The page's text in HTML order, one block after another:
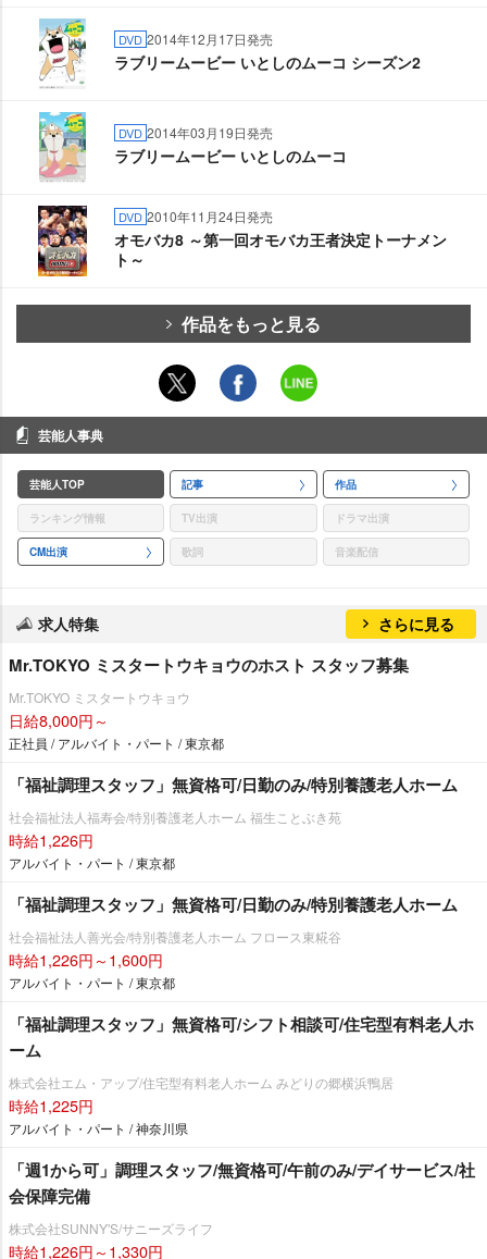
DVD 2014年12月17日発売
ラブリームービー いとしのムーコ シーズン2
DVD 2014年03月19日発売
ラブリームービー いとしのムーコ
DVD 2010年11月24日発売
オモバカ8 ～第一回オモバカ王者決定トーナメン
ト～
作品をもっと見る
芸能人事典
芸能人TOP 記事 作品
ランキング情報 TV出演 ドラマ出演
CM出演 歌詞 音楽配信
求人特集 さらに見る
Mr.TOKYO ミスタートウキョウのホスト スタッフ募集
Mr.TOKYO ミスタートウキョウ
日給8,000円～
正社員 / アルバイト・パート / 東京都
「福祉調理スタッフ」無資格可/日勤のみ/特別養護老人ホーム
社会福祉法人福寿会/特別養護老人ホーム 福生ことぶき苑
時給1,226円
アルバイト・パート / 東京都
「福祉調理スタッフ」無資格可/日勤のみ/特別養護老人ホーム
社会福祉法人善光会/特別養護老人ホーム フロース東糀谷
時給1,226円～1,600円
アルバイト・パート / 東京都
「福祉調理スタッフ」無資格可/シフト相談可/住宅型有料老人ホ
ーム
株式会社エム・アップ/住宅型有料老人ホーム みどりの郷横浜鴨居
時給1,225円
アルバイト・パート / 神奈川県
「週1から可」調理スタッフ/無資格可/午前のみ/デイサービス/社
会保障完備
株式会社SUNNY'S/サニーズライフ
時給1,226円～1,330円